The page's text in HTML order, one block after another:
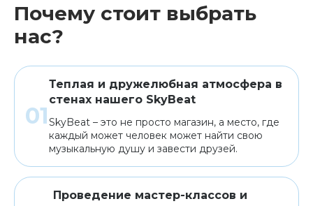
Почему стоит выбрать
нас?
Теплая и дружелюбная атмосфера в
стенах нашего SkyBeat
SkyBeat – это не просто магазин, а место, где
каждый может человек может найти свою
музыкальную душу и завести друзей.
Проведение мастер-классов и